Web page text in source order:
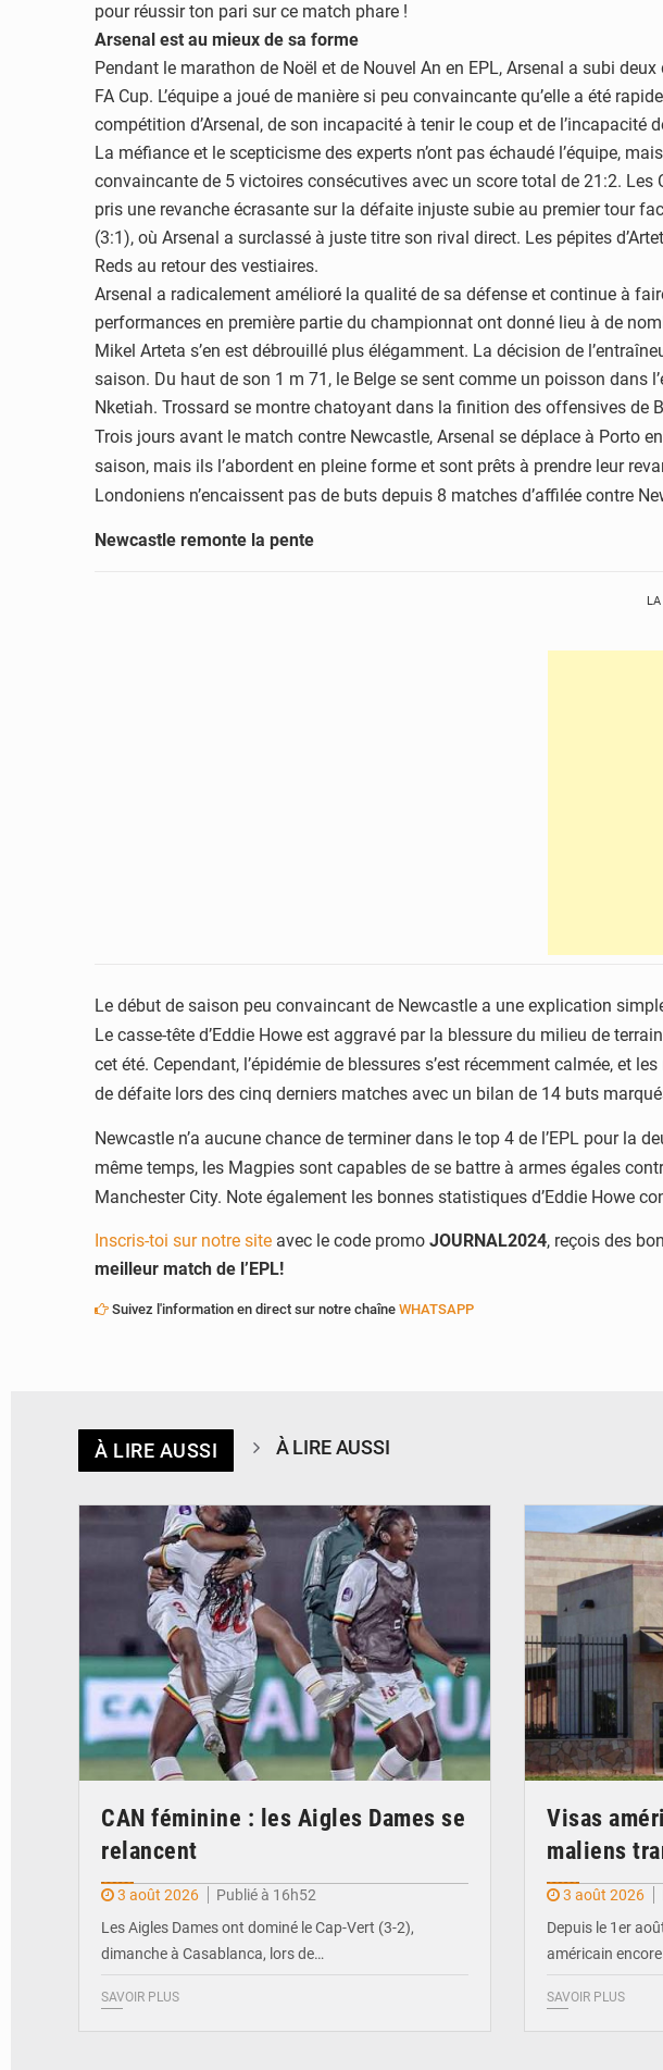
pour réussir ton pari sur ce match phare !
Arsenal est au mieux de sa forme
Pendant le marathon de Noël et de Nouvel An en EPL, Arsenal a subi deux
FA Cup. L’équipe a joué de manière si peu convaincante qu’elle a été
compétition d’Arsenal, de son incapacité à tenir le coup et de l’incapacité
La méfiance et le scepticisme des experts n’ont pas échaudé l’équipe, mais
convaincante de 5 victoires consécutives avec un score total de 21:2. Les
pris une revanche écrasante sur la défaite injuste subie au premier tour
(3:1), où Arsenal a surclassé à juste titre son rival direct. Les pépites
Reds au retour des vestiaires.
Arsenal a radicalement amélioré la qualité de sa défense et continue à
performances en première partie du championnat ont donné lieu à de
Mikel Arteta s’en est débrouillé plus élégamment. La décision de
saison. Du haut de son 1 m 71, le Belge se sent comme un poisson dans
Nketiah. Trossard se montre chatoyant dans la finition des offensives de
Trois jours avant le match contre Newcastle, Arsenal se déplace à Porto en
saison, mais ils l’abordent en pleine forme et sont prêts à prendre leur
Londoniens n’encaissent pas de buts depuis 8 matches d’affilée contre
Newcastle remonte la pente
Le début de saison peu convaincant de Newcastle a une explication
Le casse-tête d’Eddie Howe est aggravé par la blessure du milieu de
cet été. Cependant, l’épidémie de blessures s’est récemment calmée, et
de défaite lors des cinq derniers matches avec un bilan de 14 buts
Newcastle n’a aucune chance de terminer dans le top 4 de l’EPL pour la
même temps, les Magpies sont capables de se battre à armes égales
Manchester City. Note également les bonnes statistiques d’Eddie Howe
Inscris-toi sur notre site avec le code promo JOURNAL2024, reçois des
meilleur match de l’EPL!
Suivez l'information en direct sur notre chaîne WHATSAPP
À LIRE AUSSI À LIRE AUSSI
© FEMAFOOT
CAN féminine : les Aigles Dames se
relancent
3 août 2026
Publié à 16h52
Les Aigles Dames ont dominé le Cap-Vert (3-2),
dimanche à Casablanca, lors de…
SAVOIR PLUS
Visas
maliens
3 août 2026
Depuis le 1er
américain
SAVOIR PLUS